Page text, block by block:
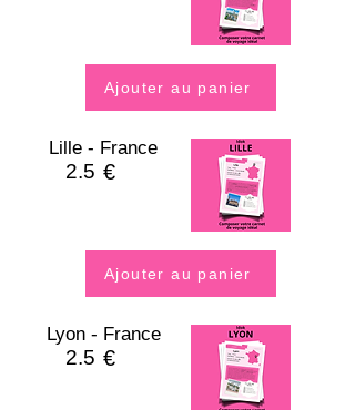
Ajouter au panier
Lille - France
2.5 €
Ajouter au panier
Lyon - France
2.5 €